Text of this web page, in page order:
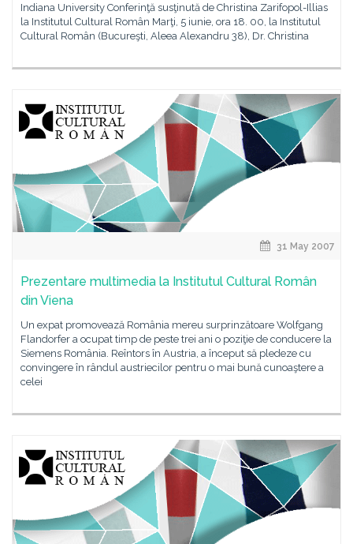
Indiana University Conferinţă susţinută de Christina Zarifopol-Illias
la Institutul Cultural Român Marţi, 5 iunie, ora 18. 00, la Institutul
Cultural Român (Bucureşti, Aleea Alexandru 38), Dr. Christina
31 May 2007
Prezentare multimedia la Institutul Cultural Român
din Viena
Un expat promovează România mereu surprinzătoare Wolfgang
Flandorfer a ocupat timp de peste trei ani o poziţie de conducere la
Siemens România. Reîntors în Austria, a început să pledeze cu
convingere în rândul austriecilor pentru o mai bună cunoaştere a
celei